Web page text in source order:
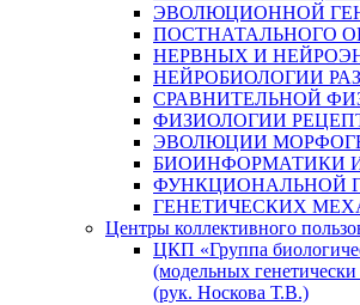
ЭВОЛЮЦИОННОЙ
ПОСТНАТАЛЬНОГО
НЕРВНЫХ И
НЕЙРОБИОЛОГИИ
СРАВНИТЕЛЬНОЙ
ФИЗИОЛОГИИ
ЭВОЛЮЦИИ
БИОИНФОРМАТИКИ И
ФУНКЦИОНАЛЬНОЙ
ГЕНЕТИЧЕСКИХ
Центры коллективного
ЦКП «Группа
(модельных
(рук. Носкова Т.В.)